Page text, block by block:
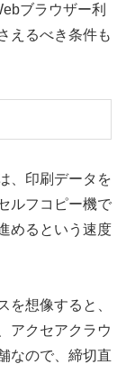
ブラウザー利
えるべき条件も
、印刷データを
ルフコピー機で
めるという速度
を想像すると、
アクセアクラウ
なので、締切直